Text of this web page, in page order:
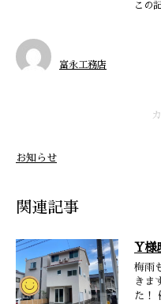
この
富永工務店
お知らせ
関連記事
Y様
梅雨
きま
た！